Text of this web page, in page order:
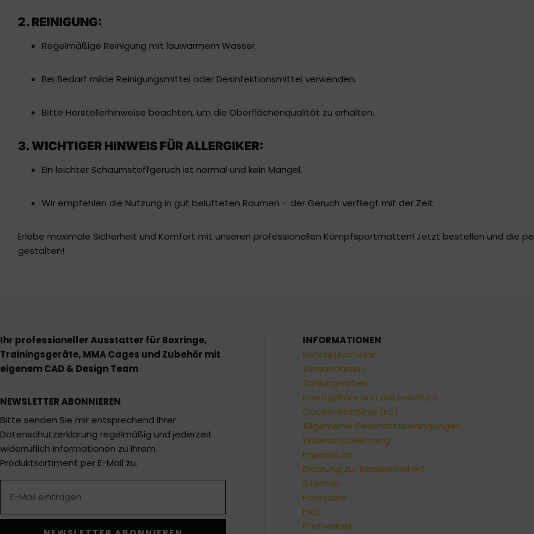
2. REINIGUNG:
Regelmäßige Reinigung mit lauwarmem Wasser.
Bei Bedarf milde Reinigungsmittel oder Desinfektionsmittel verwenden.
Bitte Herstellerhinweise beachten, um die Oberflächenqualität zu erhalten.
3. WICHTIGER HINWEIS FÜR ALLERGIKER:
Ein leichter Schaumstoffgeruch ist normal und kein Mangel.
Wir empfehlen die Nutzung in gut belüfteten Räumen – der Geruch verfliegt mit der Zeit.
Erlebe maximale Sicherheit und Komfort mit unseren professionellen Kampfsportmatten! Jetzt bestellen und die
gestalten!
Ihr professioneller Ausstatter für Boxringe,
Trainingsgeräte, MMA Cages und Zubehör mit
eigenem CAD & Design Team
NEWSLETTER ABONNIEREN
Bitte senden Sie mir entsprechend Ihrer
Datenschutzerklärung regelmäßig und jederzeit
widerruflich Informationen zu Ihrem
Produktsortiment per E-Mail zu.
INFORMATIONEN
Kontaktformular
Versandarten
Zahlungsarten
Privatsphäre und Datenschutz
Cookie-Richtlinie (EU)
Allgemeine Geschäftsbedingungen
Widerrufsbelehrung
Impressum
Erklärung zur Barrierefreiheit
Sitemap
Formulare
FAQ
Partnerlinks